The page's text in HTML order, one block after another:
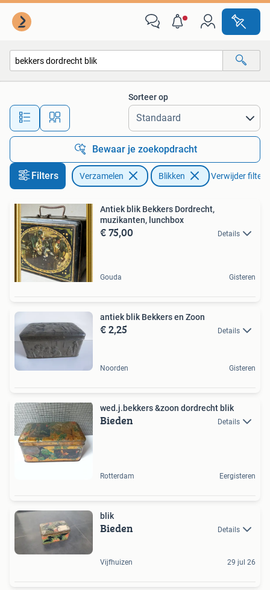
Alle afstanden…
Sorteer op
Bewaar je zoekopdracht
Filters Verzamelen Blikken Verwijder filters
Antiek blik Bekkers Dordrecht,
muzikanten, lunchbox
€ 75,00 Details
Gouda Gisteren
antiek blik Bekkers en Zoon
€ 2,25 Details
Noorden Gisteren
wed.j.bekkers &zoon dordrecht blik
Bieden Details
Rotterdam Eergisteren
blik
Bieden Details
Vijfhuizen 29 jul 26